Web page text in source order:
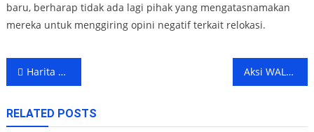
baru, berharap tidak ada lagi pihak yang mengatasnamakan
mereka untuk menggiring opini negatif terkait relokasi.
Post
Harita Nickel Masuk Daftar Perusahaan Tambang yang Penuhi Standar Perlindungan HAM Aksi WALHI Picu Amarah Warga Kawasi: Jangan Bawa-bawa Nama Kawasi
RELATED POSTS